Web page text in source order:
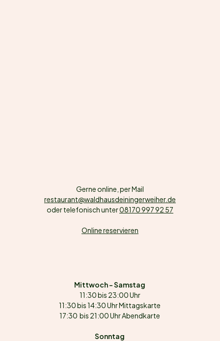
Gerne online, per Mail
restaurant@waldhausdeiningerweiher.de
oder telefonisch unter08170 997 92 57
Online reservieren
Mittwoch – Samstag
11:30 bis 23:00 Uhr
11:30 bis 14:30 Uhr Mittagskarte
17:30 bis 21:00 Uhr Abendkarte
Sonntag